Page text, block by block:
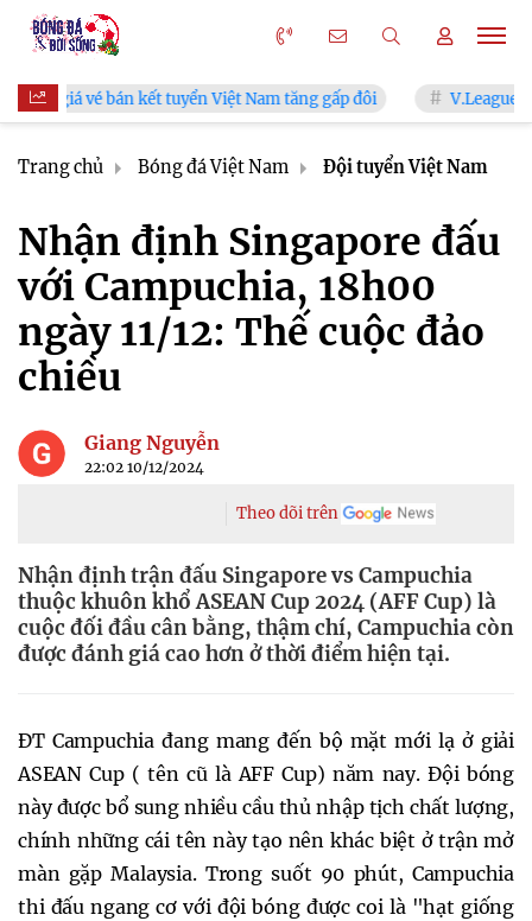
bán kết tuyển Việt Nam tăng gấp đôi V.League chính thức
Trang chủ Bóng đá Việt Nam Đội tuyển Việt Nam
Nhận định Singapore đấu
với Campuchia, 18h00
ngày 11/12: Thế cuộc đảo
chiều
Giang Nguyễn
22:02 10/12/2024
Theo dõi trên
Nhận định trận đấu Singapore vs Campuchia
thuộc khuôn khổ ASEAN Cup 2024 (AFF Cup) là
cuộc đối đầu cân bằng, thậm chí, Campuchia còn
được đánh giá cao hơn ở thời điểm hiện tại.
ĐT Campuchia đang mang đến bộ mặt mới lạ ở giải
ASEAN Cup ( tên cũ là AFF Cup) năm nay. Đội bóng
này được bổ sung nhiều cầu thủ nhập tịch chất lượng,
chính những cái tên này tạo nên khác biệt ở trận mở
màn gặp Malaysia. Trong suốt 90 phút, Campuchia
thi đấu ngang cơ với đội bóng được coi là "hạt giống